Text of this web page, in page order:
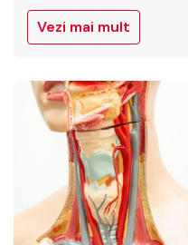
calitatea vieții. În
continuare, vom
circulație proastă, vom
demonta mituri și vom
oferi informații
esențiale despre cauze,
simptome și tratamente
eficiente, inclusiv
serviciile de chirurgie
Vezi mai mult